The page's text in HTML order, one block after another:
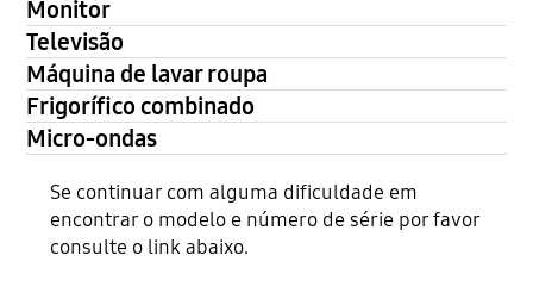
Monitor
Televisão
Máquina de lavar roupa
Frigorífico combinado
Micro-ondas
Se continuar com alguma dificuldade em
encontrar o modelo e número de série por favor
consulte o link abaixo.